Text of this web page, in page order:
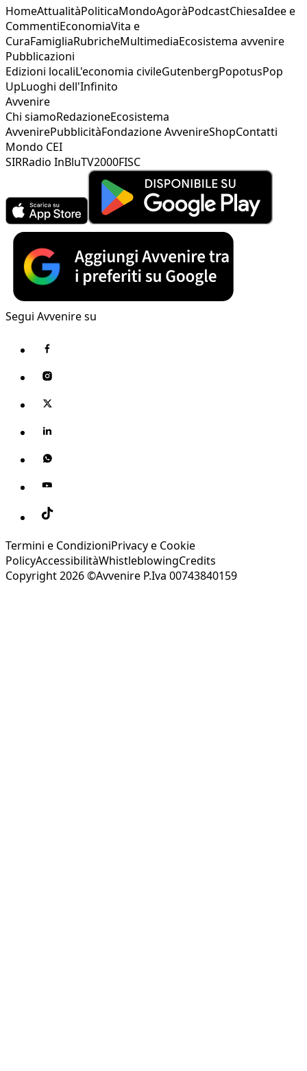
HomeAttualitàPoliticaMondoAgoràPodcastChiesaIdee e
CommentiEconomiaVita e
CuraFamigliaRubricheMultimediaEcosistema avvenire
Pubblicazioni
Edizioni localiL'economia civileGutenbergPopotusPop
UpLuoghi dell'Infinito
Avvenire
Chi siamoRedazioneEcosistema
AvvenirePubblicitàFondazione AvvenireShopContatti
Mondo CEI
SIRRadio InBluTV2000FISC
Segui Avvenire su
Termini e CondizioniPrivacy e Cookie
PolicyAccessibilitàWhistleblowingCredits
Copyright 2026 ©Avvenire P.Iva 00743840159